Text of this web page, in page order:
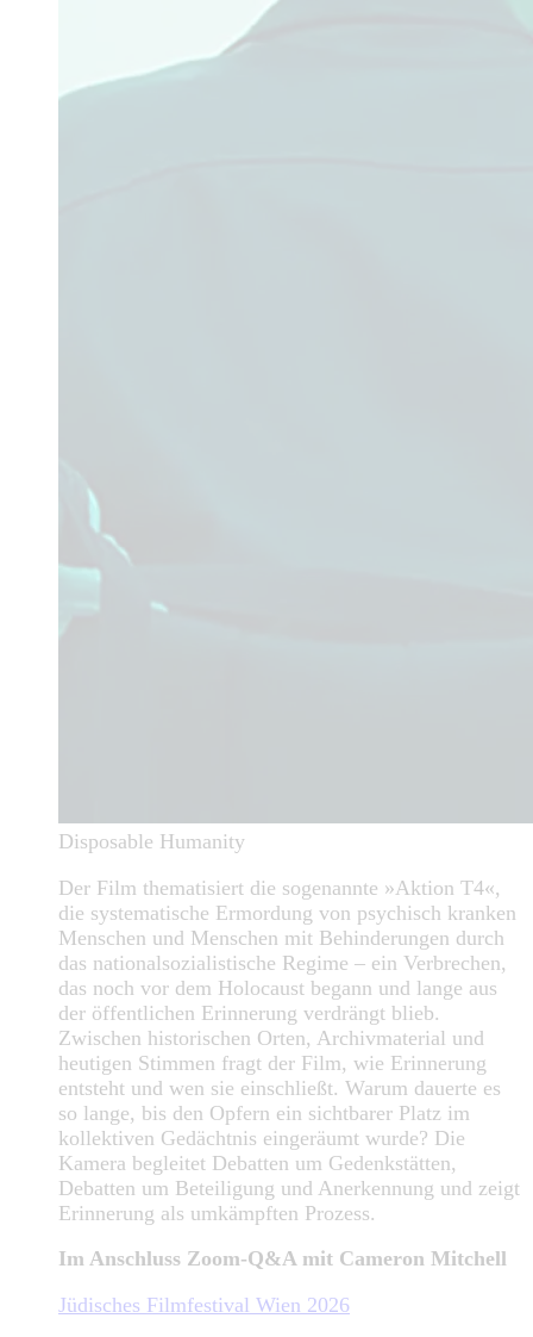
Disposable Humanity
Der Film thematisiert die sogenannte »Aktion T4«,
die systematische Ermordung von psychisch kranken
Menschen und Menschen mit Behinderungen durch
das nationalsozialistische Regime – ein Verbrechen,
das noch vor dem Holocaust begann und lange aus
der öffentlichen Erinnerung verdrängt blieb.
Zwischen historischen Orten, Archivmaterial und
heutigen Stimmen fragt der Film, wie Erinnerung
entsteht und wen sie einschließt. Warum dauerte es
so lange, bis den Opfern ein sichtbarer Platz im
kollektiven Gedächtnis eingeräumt wurde? Die
Kamera begleitet Debatten um Gedenkstätten,
Debatten um Beteiligung und Anerkennung und zeigt
Erinnerung als umkämpften Prozess.
Im Anschluss Zoom-Q&A mit Cameron Mitchell
Jüdisches Filmfestival Wien 2026